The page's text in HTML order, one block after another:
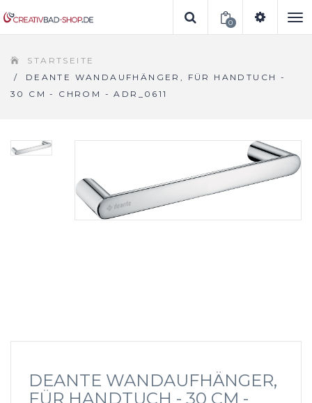
0
STARTSEITE
/
DEANTE WANDAUFHÄNGER, FÜR HANDTUCH -
30 CM - CHROM - ADR_0611
DEANTE WANDAUFHÄNGER,
FÜR HANDTUCH - 30 CM -